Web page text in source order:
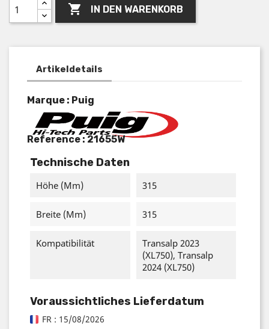
 IN DEN WARENKORB
Artikeldetails
Marque : Puig
Reference : 21655W
Technische Daten
Höhe (mm) 315
Breite (mm) 315
Kompatibilität
Transalp 2023
(XL750), Transalp
2024 (XL750)
Voraussichtliches Lieferdatum
FR : 15/08/2026